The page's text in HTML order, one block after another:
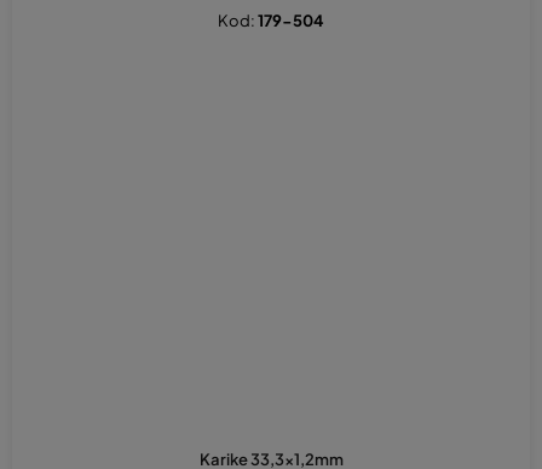
Karike 33,3x1,2mm
Kod:179-504